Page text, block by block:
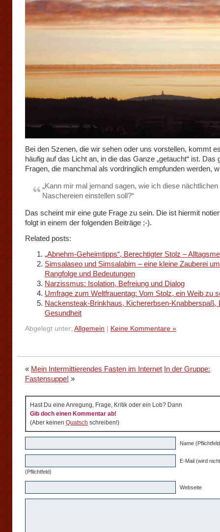
Bei den Szenen, die wir sehen oder uns vorstellen, kommt
häufig auf das Licht an, in die das Ganze „getaucht“ ist. Das
Fragen, die manchmal als vordringlich empfunden werden,
„Kann mir mal jemand sagen, wie ich diese nächtlichen
Naschereien einstellen soll?“
Das scheint mir eine gute Frage zu sein. Die ist hiermit
folgt in einem der folgenden Beiträge ;-).
Related posts:
„Abnehm-Geheimtipps“, Berechtigter Stolz –
Simsalaseo und Simsalabim – eine kleine Zauberei
Rangfolge und Bedeutungen
Narzissmus: Isolation, Befreiung und Dialog
Umfrage zum Weltfrauentag: Vom Stolz, ein Weib zu
Nackensteak-Brinkhaus, Kichererbsen-Knabberspaß,
Gesundheit
Abgelegt unter: Allgemein Keine Kommentare »
« Mein Intermittierendes Fasten im Internet In der Gruppe:
Fastensuppe! »
Hast Du eine Anregung, Frage, Kritik oder ein Lob? Dann
Gib doch einen Kommentar ab!
(Aber keinen Quatsch schreiben!)
Name
E-Mail (wird
(Pflichtfeld)
Webseite